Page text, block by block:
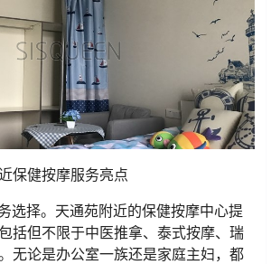
保健按摩服务亮点
选择。天通苑附近的保健按摩中心提
括但不限于中医推拿、泰式按摩、瑞
无论是办公室一族还是家庭主妇，都